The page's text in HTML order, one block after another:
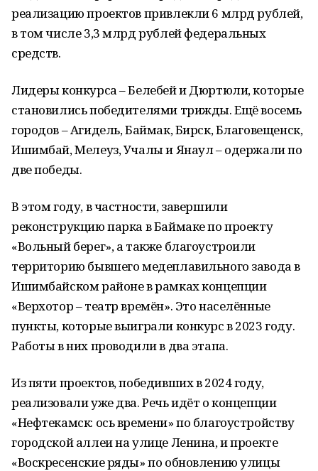
реализацию проектов привлекли 6 млрд рублей,
в том числе 3,3 млрд рублей федеральных
средств.
Лидеры конкурса – Белебей и Дюртюли, которые
становились победителями трижды. Ещё восемь
городов – Агидель, Баймак, Бирск, Благовещенск,
Ишимбай, Мелеуз, Учалы и Янаул – одержали по
две победы.
В этом году, в частности, завершили
реконструкцию парка в Баймаке по проекту
«Вольный берег», а также благоустроили
территорию бывшего медеплавильного завода в
Ишимбайском районе в рамках концепции
«Верхотор – театр времён». Это населённые
пункты, которые выиграли конкурс в 2023 году.
Работы в них проводили в два этапа.
Из пяти проектов, победивших в 2024 году,
реализовали уже два. Речь идёт о концепции
«Нефтекамск: ось времени» по благоустройству
городской аллеи на улице Ленина, и проекте
«Воскресенские ряды» по обновлению улицы